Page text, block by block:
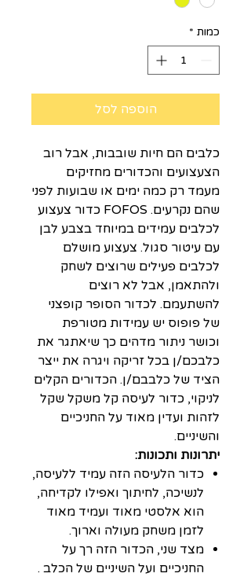
כמות *
הוספה לסל
כלבים הם חיות שובבות, אבל רוב
הצעצועים והכדורים מחזיקים
מעמד רק כמה ימים או שבועות לפני
שהם נקרעים. FOFOS כדור צעצוע
לכלבים עמידים במיוחד בצבע לבן
עם עיטור סגול. צעצוע מושלם
לכלבים פעילים שרוצים לשחק
ולהתאמן, אבל לא רוצים
להשתעמם. לכדור הסופר קופצני
של פופוס יש עמידות מטורפת
וכושר ניתור מדהים כך שיאתגר את
כלבכם/ן בכל זריקה ויגרה את ייצר
הציד של כלבבם/ן. הכדורים הקלים
לניקוי, כדור לעיסה קל משקל שקל
לזהות ועדין מאוד על החניכיים
והשיניים.
יתרונות ותכונות:
כדור הלעיסה הזה עמיד ללעיסה,
לנשיכה, לחיתוך ואפילו לקדיחה,
הוא אלסטי מאוד ועמיד מאוד
לזמן משחק מעולה וארוך.
מצד שני, הכדור הזה רך על
החניכיים ועל השיניים של הכלב .